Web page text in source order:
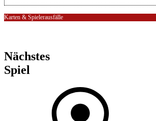
Karten & Spielerausfälle
Nächstes
Spiel